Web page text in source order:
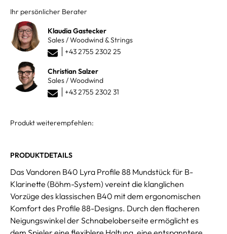
Ihr persönlicher Berater
Klaudia Gastecker
Sales / Woodwind & Strings
+43 2755 2302 25
Christian Salzer
Sales / Woodwind
+43 2755 2302 31
Produkt weiterempfehlen:
PRODUKTDETAILS
Das Vandoren B40 Lyra Profile 88 Mundstück für B-
Klarinette (Böhm-System) vereint die klanglichen
Vorzüge des klassischen B40 mit dem ergonomischen
Komfort des Profile 88-Designs. Durch den flacheren
Neigungswinkel der Schnabeloberseite ermöglicht es